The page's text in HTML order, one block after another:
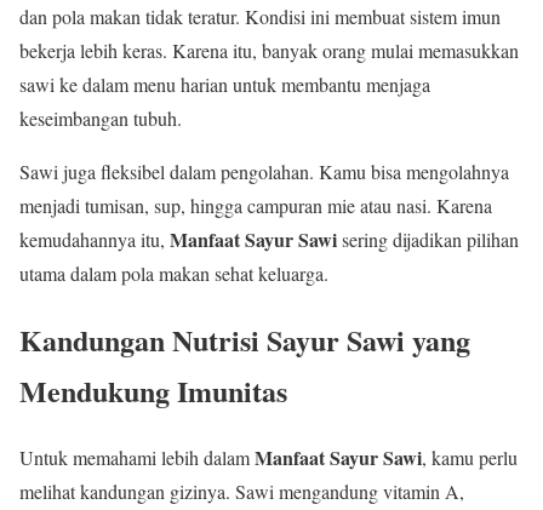
dan pola makan tidak teratur. Kondisi ini membuat sistem imun
bekerja lebih keras. Karena itu, banyak orang mulai memasukkan
sawi ke dalam menu harian untuk membantu menjaga
keseimbangan tubuh.
Sawi juga fleksibel dalam pengolahan. Kamu bisa mengolahnya
menjadi tumisan, sup, hingga campuran mie atau nasi. Karena
kemudahannya itu, Manfaat Sayur Sawisering dijadikan pilihan
utama dalam pola makan sehat keluarga.
Kandungan Nutrisi Sayur Sawi yang
Mendukung Imunitas
Untuk memahami lebih dalamManfaat Sayur Sawi, kamu perlu
melihat kandungan gizinya. Sawi mengandung vitamin A,